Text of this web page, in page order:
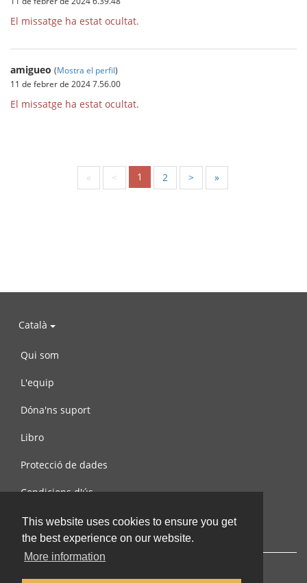
This website uses cookies to ensure you get
the best experience on our website.
More information
El missatge ha estat ocultat.
amigueo (Mostra el perfil)
11 de febrer de 2024 7.56.00
El missatge ha estat ocultat.
« < 1 2 > »
Català
Qui som
L'equip
Dóna'ns suport
Libro
Protecció de dades
Condicions d'ús
Contacta amb nosaltres